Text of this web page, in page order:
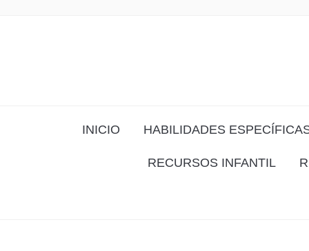
INICIO HABILIDADES
RECURSOS INFANTIL